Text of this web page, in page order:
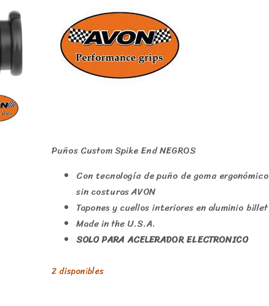
Puños Custom Spike End NEGROS
Con tecnología de puño de goma ergonómico
sin costuras AVON
Tapones y cuellos interiores en aluminio billet
Made in the U.S.A.
SOLO PARA ACELERADOR ELECTRONICO
2 disponibles